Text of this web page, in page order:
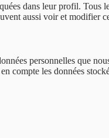
dans leur profil. Tous
aussi voir et modifier
personnelles que
compte les données